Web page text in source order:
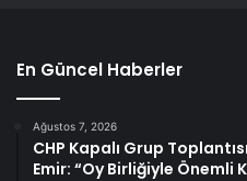
En Güncel Haberler
Ağustos 7, 2026
CHP Kapalı Grup
Emir: “Oy Birliğiyle Önemli